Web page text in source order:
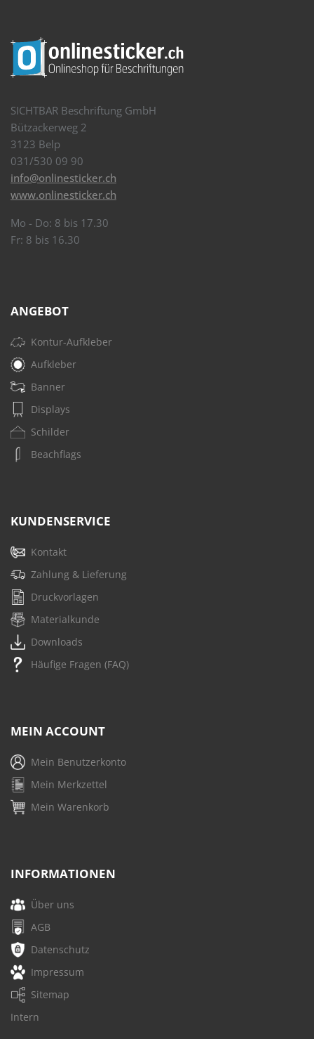
SICHTBAR Beschriftung GmbH
Bützackerweg 2
3123 Belp
031/530 09 90
info@onlinesticker.ch
www.onlinesticker.ch
Mo - Do: 8 bis 17.30
Fr: 8 bis 16.30
ANGEBOT
Kontur-Aufkleber
Aufkleber
Banner
Displays
Schilder
Beachflags
KUNDENSERVICE
Kontakt
Zahlung & Lieferung
Druckvorlagen
Materialkunde
Downloads
Häufige Fragen (FAQ)
MEIN ACCOUNT
Mein Benutzerkonto
Mein Merkzettel
Mein Warenkorb
INFORMATIONEN
Über uns
AGB
Datenschutz
Impressum
Sitemap
Intern